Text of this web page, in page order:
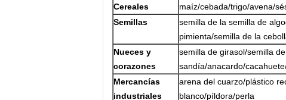
Cereales
maíz/cebada/trigo/avena/
Semillas
semilla de la semilla de
pimienta/semilla de la
Nueces y
corazones
semilla de girasol/semilla
sandía/anacardo/
Mercancías
industriales
arena del cuarzo/plástico
blanco/píldora/perla